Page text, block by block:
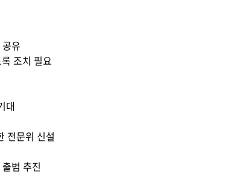
유
조치 필요
대
전문위 신설
범 추진